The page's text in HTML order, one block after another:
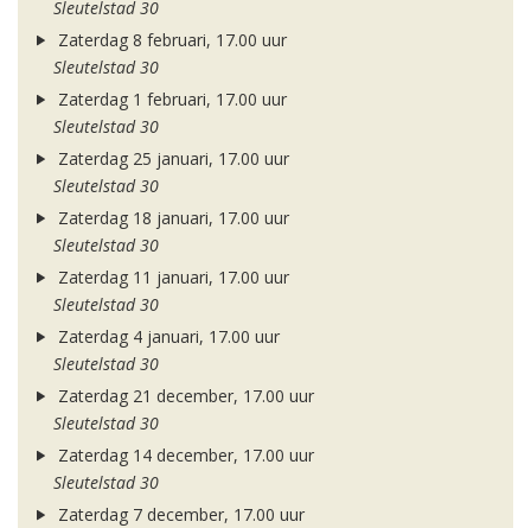
Sleutelstad 30
Zaterdag 8 februari, 17.00 uur
Sleutelstad 30
Zaterdag 1 februari, 17.00 uur
Sleutelstad 30
Zaterdag 25 januari, 17.00 uur
Sleutelstad 30
Zaterdag 18 januari, 17.00 uur
Sleutelstad 30
Zaterdag 11 januari, 17.00 uur
Sleutelstad 30
Zaterdag 4 januari, 17.00 uur
Sleutelstad 30
Zaterdag 21 december, 17.00 uur
Sleutelstad 30
Zaterdag 14 december, 17.00 uur
Sleutelstad 30
Zaterdag 7 december, 17.00 uur